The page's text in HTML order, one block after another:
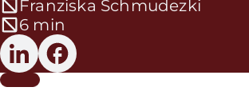
Franziska Schmudezki
6 min